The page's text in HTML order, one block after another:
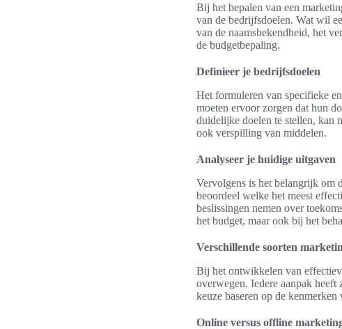
Bij het bepalen van een
van de bedrijfsdoelen. Wat wil
van de naamsbekendheid, het
de budgetbepaling.
Definieer je bedrijfsdoelen
Het formuleren van specifieke
moeten ervoor zorgen dat hun
duidelijke doelen te stellen, kan
ook verspilling van middelen.
Analyseer je huidige uitgaven
Vervolgens is het belangrijk om
beoordeel welke het meest
beslissingen nemen over
het budget, maar ook bij het
Verschillende soorten
Bij het ontwikkelen van
overwegen. Iedere aanpak
keuze baseren op de
Online versus offline